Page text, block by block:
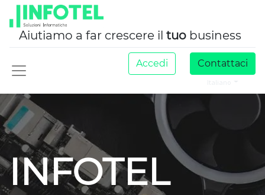
Aiutiamo a far crescere il tuo business
Accedi Contattaci
INFOTEL